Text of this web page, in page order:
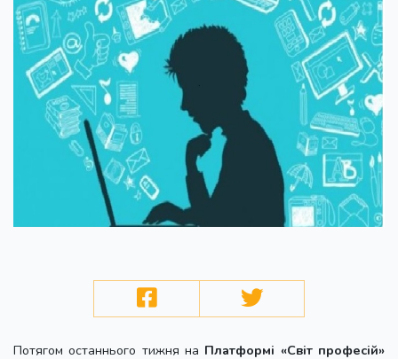
Потягом останнього тижня на Платформі «Світ професій»